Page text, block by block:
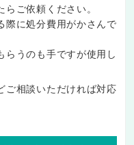
ご依頼ください。
際に処分費用がかさんで
らうのも手ですが使用し
ご相談いただければ対応